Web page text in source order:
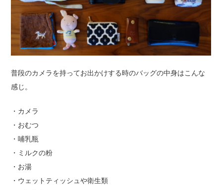
普段のカメラを持ってお出かけする時のバッグの中身はこんな
感じ。
・カメラ
・おむつ
・哺乳瓶
・ミルクの粉
・お湯
・ウェットティッシュや衛生類